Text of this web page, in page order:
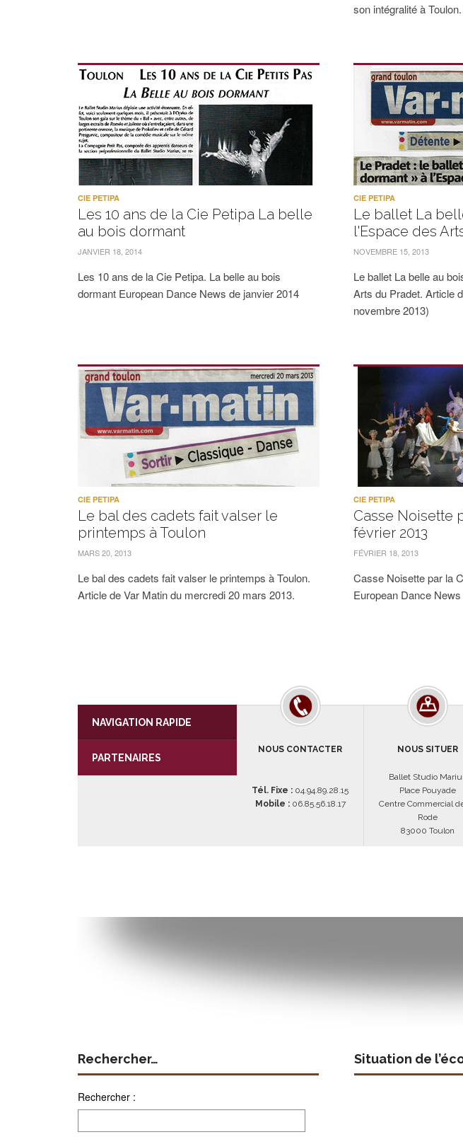
son intégralité à Toulon.
CIE PETIPA
Les 10 ans de la Cie Petipa La belle
au bois dormant
JANVIER 18, 2014
Les 10 ans de la Cie Petipa. La belle au bois
dormant European Dance News de janvier 2014
CIE PETIPA
Le ballet La
l'Espace des
NOVEMBRE 15, 2013
Le ballet La belle au
Arts du Pradet. Article
novembre 2013)
CIE PETIPA
Le bal des cadets fait valser le
printemps à Toulon
MARS 20, 2013
Le bal des cadets fait valser le printemps à Toulon.
Article de Var Matin du mercredi 20 mars 2013.
CIE PETIPA
Casse Noisette
février 2013
FÉVRIER 18, 2013
Casse Noisette par la
European Dance
NAVIGATION RAPIDE
PARTENAIRES
NOUS CONTACTER
Tél. Fixe : 04.94.89.28.15
Mobile : 06.85.56.18.17
NOUS SITUER
Ballet Studio
Place Pouyade
Centre Commercial
Rode
83000 Toulon
Rechercher…
Rechercher :
Situation de